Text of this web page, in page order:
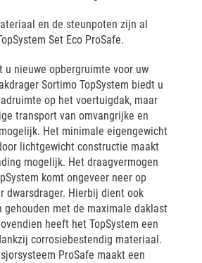
en de steunpoten zijn al
Set Eco ProSafe.
u nieuwe opbergruimte voor uw
Sortimo TopSystem biedt u
op het voertuigdak, maar
transport van omvangrijke en
Het minimale eigengewicht
lichtgewicht constructie maakt
mogelijk. Het draagvermogen
komt ongeveer neer op
dwarsdrager. Hierbij dient ook
gehouden met de maximale daklast
heeft het TopSystem een
corrosiebestendig materiaal.
ProSafe maakt een